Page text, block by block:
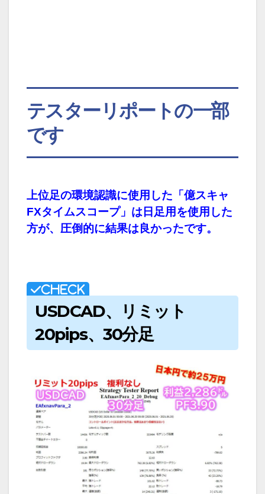
テスターリポートの一部
です
上位足の環境認識に使用した「億スキャ
FXタイムスコープ」は日足用を使用した
方が、圧倒的に結果は良かったです。
USDCAD、リミット
20pips、30分足